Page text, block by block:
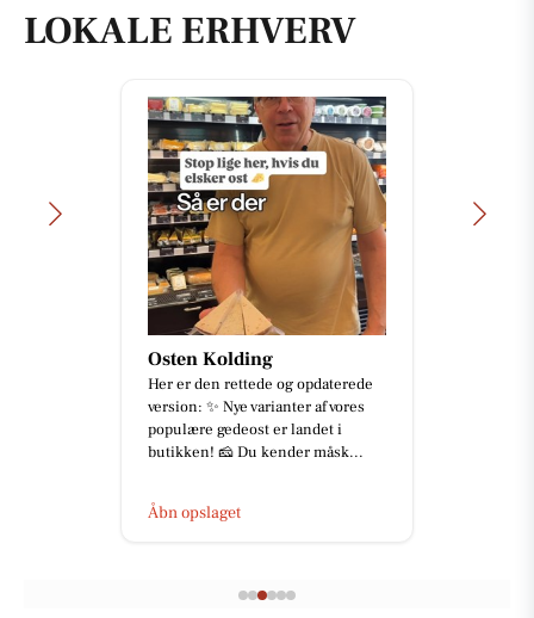
LOKALE ERHVERV
Osten Kolding
Her er den rettede og opdaterede
version: ✨ Nye varianter af vores
populære gedeost er landet i
butikken! 🧀 Du kender måsk...
Åbn opslaget